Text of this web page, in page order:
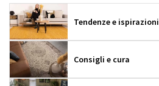
Tendenze e ispirazioni
Consigli e cura